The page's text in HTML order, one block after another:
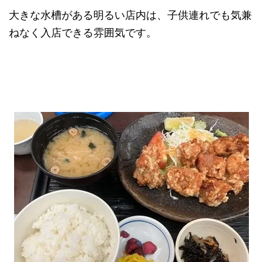
大きな水槽がある明るい店内は、子供連れでも気兼
ねなく入店できる雰囲気です。